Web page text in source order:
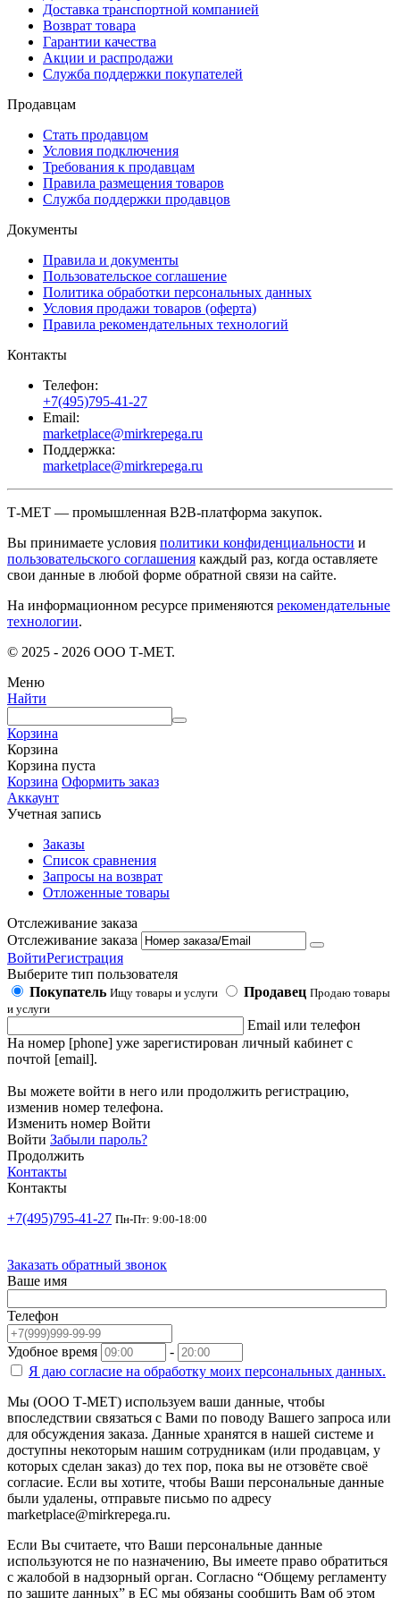
Доставка транспортной компанией
Возврат товара
Гарантии качества
Акции и распродажи
Служба поддержки покупателей
Продавцам
Стать продавцом
Условия подключения
Требования к продавцам
Правила размещения товаров
Служба поддержки продавцов
Документы
Правила и документы
Пользовательское соглашение
Политика обработки персональных данных
Условия продажи товаров (оферта)
Правила рекомендательных технологий
Контакты
Телефон:
+7(495)795-41-27
Email:
marketplace@mirkrepega.ru
Поддержка:
marketplace@mirkrepega.ru
Т-МЕТ — промышленная B2B-платформа закупок.
Вы принимаете условия политики конфиденциальности и
пользовательского соглашения каждый раз, когда оставляете
свои данные в любой форме обратной связи на сайте.
На информационном ресурсе применяются рекомендательные
технологии.
© 2025 - 2026 ООО Т-МЕТ.
Меню
Найти
Корзина
Корзина
Корзина пуста
Корзина Оформить заказ
Аккаунт
Учетная запись
Заказы
Список сравнения
Запросы на возврат
Отложенные товары
Отслеживание заказа
Отслеживание заказа
ВойтиРегистрация
Выберите тип пользователя
Покупатель Ищу товары и услуги Продавец Продаю товары
и услуги
Email или телефон
На номер [phone] уже зарегистирован личный кабинет с
почтой [email].
Вы можете войти в него или продолжить регистрацию,
изменив номер телефона.
Изменить номер Войти
Войти Забыли пароль?
Продолжить
Контакты
Контакты
+7(495)795-41-27 Пн-Пт: 9:00-18:00
Заказать обратный звонок
Ваше имя
Телефон
Удобное время
-
Я даю согласие на обработку моих персональных данных.
Мы (ООО Т-МЕТ) используем ваши данные, чтобы
впоследствии связаться с Вами по поводу Вашего запроса или
для обсуждения заказа. Данные хранятся в нашей системе и
доступны некоторым нашим сотрудникам (или продавцам, у
которых сделан заказ) до тех пор, пока вы не отзовёте своё
согласие. Если вы хотите, чтобы Ваши персональные данные
были удалены, отправьте письмо по адресу
marketplace@mirkrepega.ru.
Если Вы считаете, что Ваши персональные данные
используются не по назначению, Вы имеете право обратиться
с жалобой в надзорный орган. Согласно “Общему регламенту
по защите данных” в ЕС мы обязаны сообщить Вам об этом